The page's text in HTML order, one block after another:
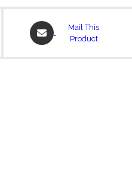
Opens
in
Mail This
Product